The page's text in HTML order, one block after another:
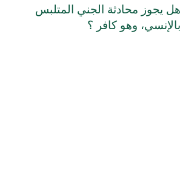
هل يجوز محادثة الجني المتلبس
بالإنسي، وهو كافر ؟